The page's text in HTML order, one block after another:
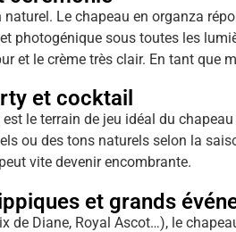
naturel. Le chapeau en organza
photogénique sous toutes les
et le crème très clair. En tant que
et cocktail
le terrain de jeu idéal du
ou des tons naturels selon la
vite devenir encombrante.
et grands
de Diane, Royal Ascot…), le